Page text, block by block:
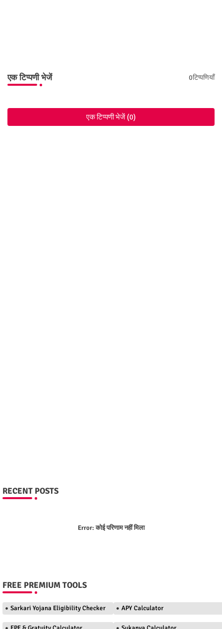
एक टिप्पणी भेजें 0टिप्पणियाँ
एक टिप्पणी भेजें (0)
RECENT POSTS
Error:कोई परिणाम नहीं मिला
FREE PREMIUM TOOLS
Sarkari Yojana Eligibility Checker APY Calculator